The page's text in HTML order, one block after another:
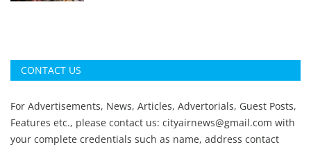
CONTACT US
For Advertisements, News, Articles, Advertorials, Guest Posts,
Features etc., please contact us: cityairnews@gmail.com with
your complete credentials such as name, address contact